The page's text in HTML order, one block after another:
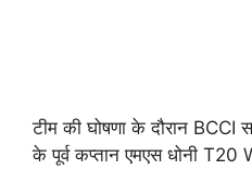
टीम की घोषणा के दौरान BCCI
के पूर्व कप्तान एमएस धोनी